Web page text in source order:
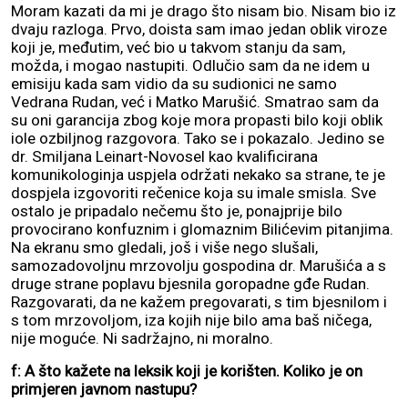
Moram kazati da mi je drago što nisam bio. Nisam bio iz
dvaju razloga. Prvo, doista sam imao jedan oblik viroze
koji je, međutim, već bio u takvom stanju da sam,
možda, i mogao nastupiti. Odlučio sam da ne idem u
emisiju kada sam vidio da su sudionici ne samo
Vedrana Rudan, već i Matko Marušić. Smatrao sam da
su oni garancija zbog koje mora propasti bilo koji oblik
iole ozbiljnog razgovora. Tako se i pokazalo. Jedino se
dr. Smiljana Leinart-Novosel kao kvalificirana
komunikologinja uspjela održati nekako sa strane, te je
dospjela izgovoriti rečenice koja su imale smisla. Sve
ostalo je pripadalo nečemu što je, ponajprije bilo
provocirano konfuznim i glomaznim Bilićevim pitanjima.
Na ekranu smo gledali, još i više nego slušali,
samozadovoljnu mrzovolju gospodina dr. Marušića a s
druge strane poplavu bjesnila goropadne gđe Rudan.
Razgovarati, da ne kažem pregovarati, s tim bjesnilom i
s tom mrzovoljom, iza kojih nije bilo ama baš ničega,
nije moguće. Ni sadržajno, ni moralno.
f: A što kažete na leksik koji je korišten. Koliko je on
primjeren javnom nastupu?